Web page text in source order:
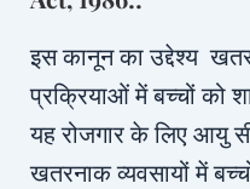
इस कानून का उद्देश्य
प्रक्रियाओं में बच्चों को
यह रोजगार के लिए आयु
खतरनाक व्यवसायों में